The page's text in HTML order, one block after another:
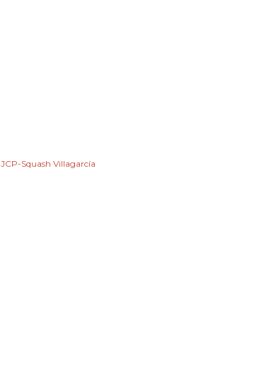
JCP-Squash Villagarcía